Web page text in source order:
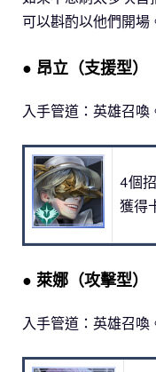
可以斟酌以他們開場
● 昂立（支援型）
入手管道：英雄召喚
4個
獲得
● 萊娜（攻擊型）
入手管道：英雄召喚